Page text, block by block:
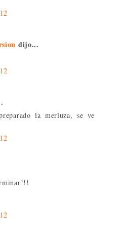
dijo...
la merluza, se ve